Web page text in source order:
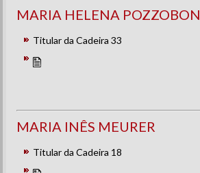
MARIA HELENA POZZOBON
Titular da Cadeira 33
MARIA INÊS MEURER
Titular da Cadeira 18